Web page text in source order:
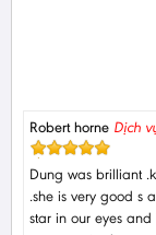
Robert horne Dịch
Dung was brilliant
.she is very good s
star in our eyes